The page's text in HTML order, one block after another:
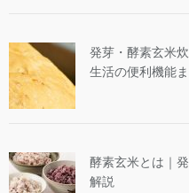
発芽・酵素玄米
生活の便利機能
酵素玄米とは｜
解説